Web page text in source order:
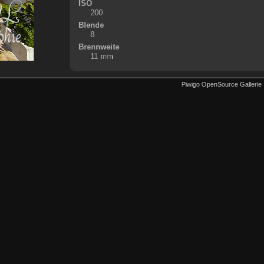
ISO
200
Blende
8
Brennweite
11 mm
Piwigo OpenSource Gallerie